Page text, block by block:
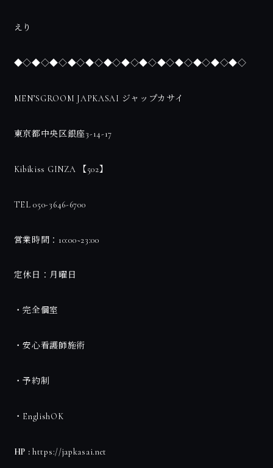
えり
◆◇◆◇◆◇◆◇◆◇◆◇◆◇◆◇◆◇◆◇◆◇◆◇◆◇
MEN’SGROOM JAPKASAI ジャップカサイ
東京都中央区銀座3-14-17
Kibikiss GINZA 【502】
TEL 050-3646-6700
営業時間：10:00~23:00
定休日：月曜日
・完全個室
・安心看護師施術
・予約制
・EnglishOK
HP :https://japkasai.net